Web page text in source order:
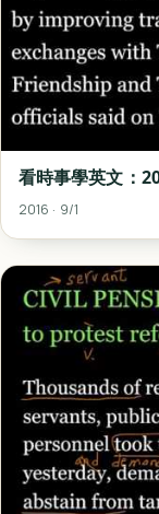
看時事學英文：
2016 · 9/1